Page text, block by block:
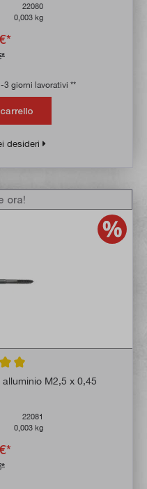
22080
0,003 kg
3 giorni lavorativi **
desideri
media di 5 su 5 stelle
M2,5 x 0,45
22081
0,003 kg
ora!